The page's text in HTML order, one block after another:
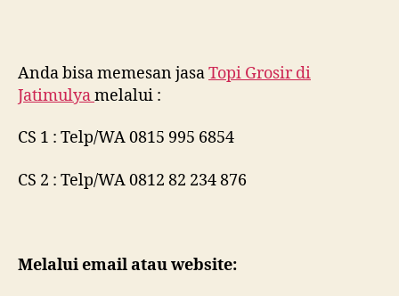
Anda bisa memesan jasaTopi Grosir di
Jatimulyamelalui :
CS 1 : Telp/WA 0815 995 6854
CS 2 : Telp/WA 0812 82 234 876
Melalui email atau website: